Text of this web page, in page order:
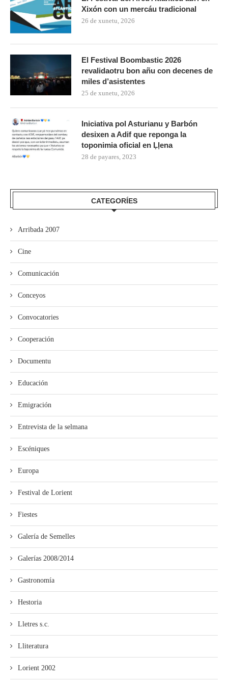
Xixón con un mercáu tradicional
26 de xunetu, 2026
El Festival Boombastic 2026
revalidaotru bon añu con decenes de
miles d’asistentes
25 de xunetu, 2026
Iniciativa pol Asturianu y Barbón
desixen a Adif que reponga la
toponimia oficial en Ḷḷena
28 de payares, 2023
CATEGORÍES
Arribada 2007
Cine
Comunicación
Conceyos
Convocatories
Cooperación
Documentu
Educación
Emigración
Entrevista de la selmana
Escéniques
Europa
Festival de Lorient
Fiestes
Galería de Semelles
Galerías 2008/2014
Gastronomía
Hestoria
Lletres s.c.
Lliteratura
Lorient 2002